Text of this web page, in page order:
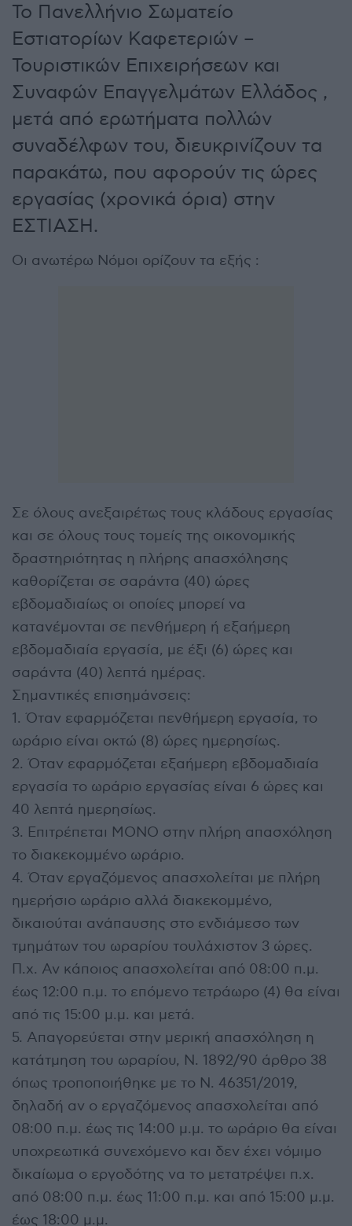
Το Πανελλήνιο Σωματείο
Εστιατορίων Καφετεριών –
Τουριστικών Επιχειρήσεων και
Συναφών Επαγγελμάτων Ελλάδος ,
μετά από ερωτήματα πολλών
συναδέλφων του, διευκρινίζουν τα
παρακάτω, που αφορούν τις ώρες
εργασίας (χρονικά όρια) στην
ΕΣΤΙΑΣΗ.
Οι ανωτέρω Νόμοι ορίζουν τα εξής :
Σε όλους ανεξαιρέτως τους κλάδους εργασίας
και σε όλους τους τομείς της οικονομικής
δραστηριότητας η πλήρης απασχόλησης
καθορίζεται σε σαράντα (40) ώρες
εβδομαδιαίως οι οποίες μπορεί να
κατανέμονται σε πενθήμερη ή εξαήμερη
εβδομαδιαία εργασία, με έξι (6) ώρες και
σαράντα (40) λεπτά ημέρας.
Σημαντικές επισημάνσεις:
1. Όταν εφαρμόζεται πενθήμερη εργασία, το
ωράριο είναι οκτώ (8) ώρες ημερησίως.
2. Όταν εφαρμόζεται εξαήμερη εβδομαδιαία
εργασία το ωράριο εργασίας είναι 6 ώρες και
40 λεπτά ημερησίως.
3. Επιτρέπεται ΜΟΝΟ στην πλήρη απασχόληση
το διακεκομμένο ωράριο.
4. Όταν εργαζόμενος απασχολείται με πλήρη
ημερήσιο ωράριο αλλά διακεκομμένο,
δικαιούται ανάπαυσης στο ενδιάμεσο των
τμημάτων του ωραρίου τουλάχιστον 3 ώρες.
Π.χ. Αν κάποιος απασχολείται από 08:00 π.μ.
έως 12:00 π.μ. το επόμενο τετράωρο (4) θα είναι
από τις 15:00 μ.μ. και μετά.
5. Απαγορεύεται στην μερική απασχόληση η
κατάτμηση του ωραρίου, Ν. 1892/90 άρθρο 38
όπως τροποποιήθηκε με το Ν. 46351/2019,
δηλαδή αν ο εργαζόμενος απασχολείται από
08:00 π.μ. έως τις 14:00 μ.μ. το ωράριο θα είναι
υποχρεωτικά συνεχόμενο και δεν έχει νόμιμο
δικαίωμα ο εργοδότης να το μετατρέψει π.χ.
από 08:00 π.μ. έως 11:00 π.μ. και από 15:00 μ.μ.
έως 18:00 μ.μ.